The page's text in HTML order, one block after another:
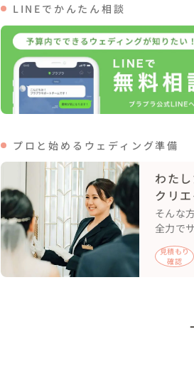
●当日はご両親の参加をおすすめ
●幼少期からの思い出の写真を準備
当日、幼少期からの写真を見ながら
●子育てエピソードアルバムの作成
ご両親に印象的な子育てエピソードを
💐スケジュール
08:30　ご自宅集合
09:00　おふたりでお手紙交換
09:30　ご家族合流→ご歓談
10:00 　写真振り返り
10:30 　私の子育て発表
11:00 　ご両親からお手紙
LINEでかんたん相談
プロと始めるウェディング準備
わた
クリ
そんな
全力で
見積もり
確認